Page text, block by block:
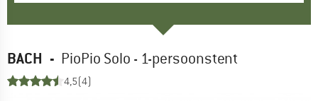
BACH - PioPio Solo - 1-persoonstent
4,5(4)